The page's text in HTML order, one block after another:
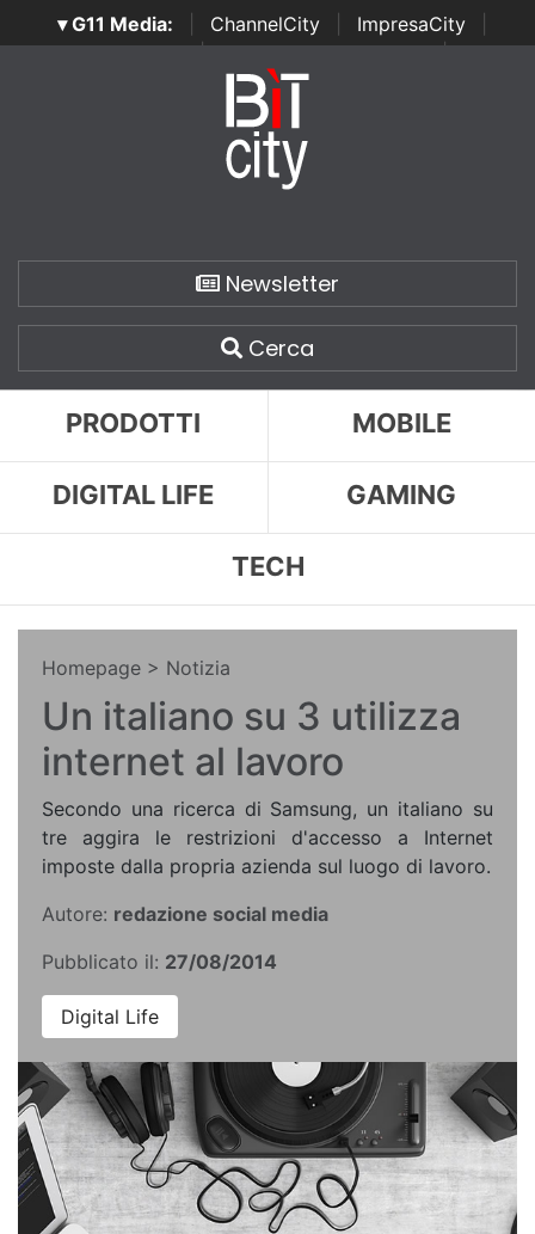
▾ G11 Media: ChannelCity ImpresaCity
SecurityOpenLab | Italian Channel Awards | Italian
Italian Security Awards
Newsletter
Cerca
PRODOTTI MOBILE
DIGITAL LIFE GAMING
TECH
Homepage > Notizia
Un italiano su 3 utilizza
internet al lavoro
Secondo una ricerca di Samsung, un italiano su
tre aggira le restrizioni d'accesso a Internet
imposte dalla propria azienda sul luogo di lavoro.
Autore: redazione social media
Pubblicato il: 27/08/2014
Digital Life